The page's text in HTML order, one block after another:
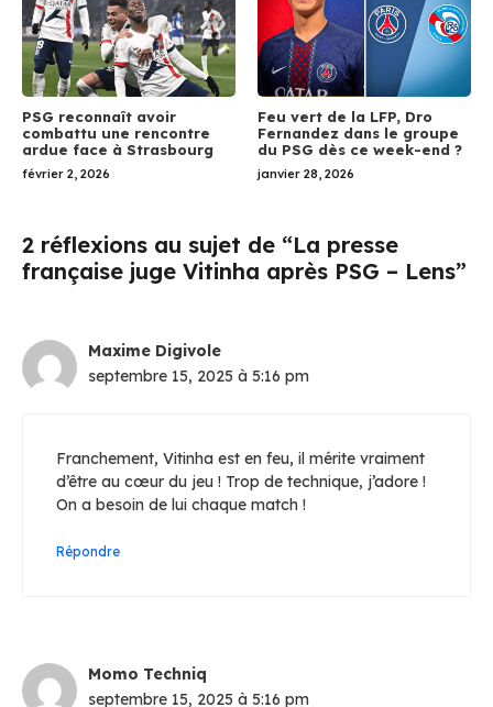
PSG reconnaît avoir
combattu une rencontre
ardue face à Strasbourg
février 2, 2026
Feu vert de la LFP, Dro
Fernandez dans le groupe
du PSG dès ce week-end ?
janvier 28, 2026
2 réflexions au sujet de “La presse
française juge Vitinha après PSG – Lens”
Maxime Digivole
septembre 15, 2025 à 5:16 pm
Franchement, Vitinha est en feu, il mérite vraiment
d’être au cœur du jeu ! Trop de technique, j’adore !
On a besoin de lui chaque match !
Répondre
Momo Techniq
septembre 15, 2025 à 5:16 pm